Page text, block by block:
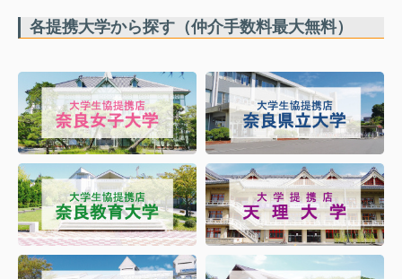
各提携大学から探す（仲介手数料最大無料）